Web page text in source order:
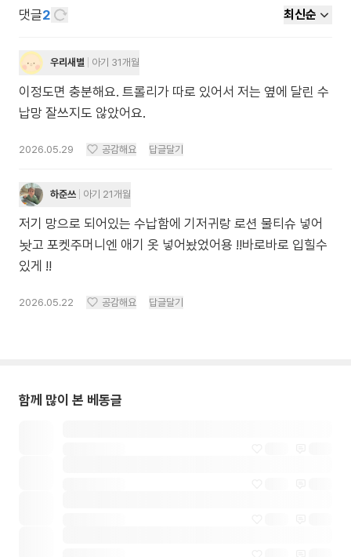
댓글2 최신순
우리새별 아기 31개월
이정도면 충분해요. 트롤리가 따로 있어서 저는 옆에 달린 수
납망 잘쓰지도 않았어요.
2026.05.29 공감해요 답글달기
하준쓰 아기 21개월
저기 망으로 되어있는 수납함에 기저귀랑 로션 물티슈 넣어
놧고 포켓주머니엔 애기 옷 넣어놨었어용 !!바로바로 입힐수
있게 !!
2026.05.22 공감해요 답글달기
함께 많이 본 베동글